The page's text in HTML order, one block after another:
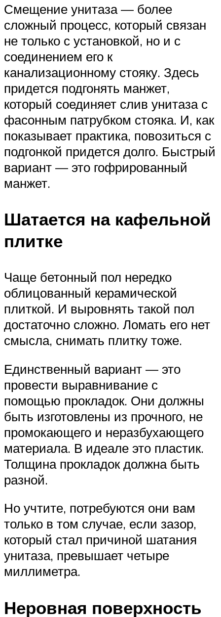
Смещение унитаза — более
сложный процесс, который связан
не только с установкой, но и с
соединением его к
канализационному стояку. Здесь
придется подгонять манжет,
который соединяет слив унитаза с
фасонным патрубком стояка. И, как
показывает практика, повозиться с
подгонкой придется долго. Быстрый
вариант — это гофрированный
манжет.
Шатается на кафельной
плитке
Чаще бетонный пол нередко
облицованный керамической
плиткой. И выровнять такой пол
достаточно сложно. Ломать его нет
смысла, снимать плитку тоже.
Единственный вариант — это
провести выравнивание с
помощью прокладок. Они должны
быть изготовлены из прочного, не
промокающего и неразбухающего
материала. В идеале это пластик.
Толщина прокладок должна быть
разной.
Но учтите, потребуются они вам
только в том случае, если зазор,
который стал причиной шатания
унитаза, превышает четыре
миллиметра.
Неровная поверхность